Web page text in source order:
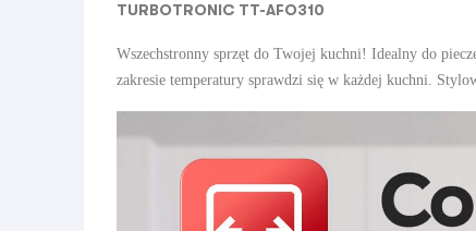
TURBOTRONIC TT-AFO310
Wszechstronny sprzęt do Twojej kuchni! Idealny do
zakresie temperatury sprawdzi się w każdej kuchni.